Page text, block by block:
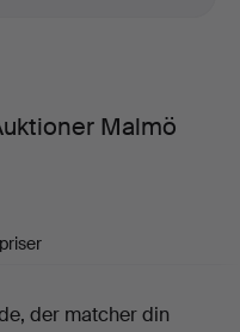
Malmö
der matcher din